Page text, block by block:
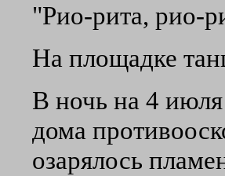
"Рио-рита, рио-
На площадке
В ночь на 4
дома
озарялось